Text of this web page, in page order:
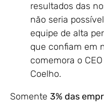
resultados das
não seria
equipe de alta
que confiam em
comemora o
Coelho.
Somente 3% das